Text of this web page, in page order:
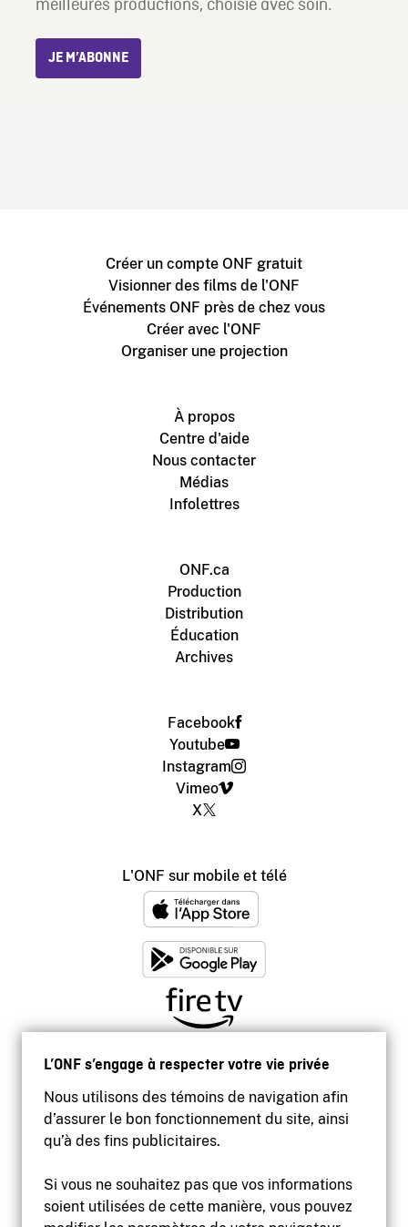
L’ONF s’engage à respecter votre vie privée
Nous utilisons des témoins de navigation afin
d’assurer le bon fonctionnement du site, ainsi
qu’à des fins publicitaires.
Si vous ne souhaitez pas que vos informations
soient utilisées de cette manière, vous pouvez
meilleures productions, choisie avec soin.
JE M’ABONNE
Créer un compte ONF gratuit
Visionner des films de l'ONF
Événements ONF près de chez vous
Créer avec l'ONF
Organiser une projection
À propos
Centre d'aide
Nous contacter
Médias
Infolettres
ONF.ca
Production
Distribution
Éducation
Archives
Facebook
Youtube
Instagram
Vimeo
X
L'ONF sur mobile et télé